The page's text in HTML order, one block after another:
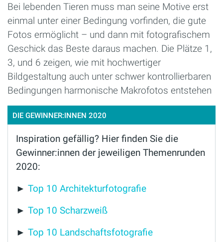
Bei lebenden Tieren muss man seine Motive erst
einmal unter einer Bedingung vorfinden, die gute
Fotos ermöglicht – und dann mit fotografischem
Geschick das Beste daraus machen. Die Plätze 1,
3, und 6 zeigen, wie mit hochwertiger
Bildgestaltung auch unter schwer kontrollierbaren
Bedingungen harmonische Makrofotos entstehen
DIE GEWINNER:INNEN 2020
Inspiration gefällig? Hier finden Sie die
Gewinner:innen der jeweiligen Themenrunden
2020:
► Top 10 Architekturfotografie
► Top 10 Scharzweiß
► Top 10 Landschaftsfotografie